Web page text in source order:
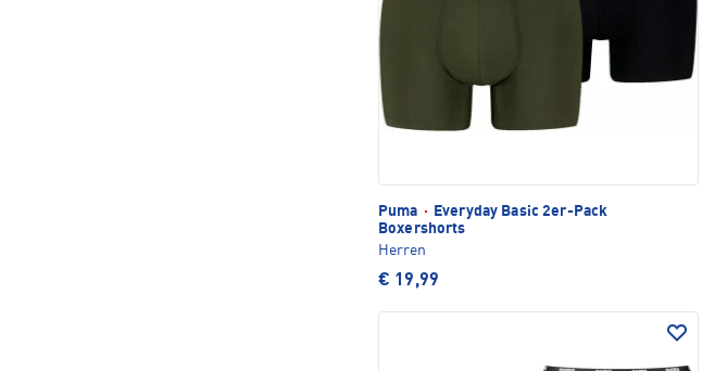
Puma ·
Everyday Basic 2er-Pack
Boxershorts
Herren
€ 19,99